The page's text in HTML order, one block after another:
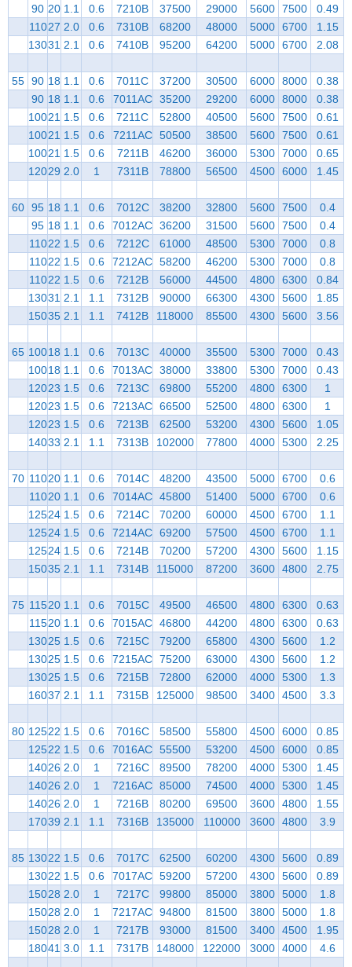
90 20 1.1 0.6 7210B 37500 29000 5600 7500
0.49
11027 2.0 0.6 7310B 68200 48000 5000 6700
1.15
13031 2.1 0.6 7410B 95200 64200 5000 6700 2.08
55 90 18 1.1 0.6 7011C 37200 30500 6000 8000
0.38
90 18 1.1 0.6 7011AC 35200 29200 6000 8000
0.38
10021 1.5 0.6 7211C 52800 40500 5600 7500
0.61
10021 1.5 0.6 7211AC 50500 38500 5600 7500
0.61
10021 1.5 0.6 7211B 46200 36000 5300 7000
0.65
12029 2.0 1 7311B 78800 56500 4500 6000 1.45
60 95 18 1.1 0.6 7012C 38200 32800 5600 7500
0.4
95 18 1.1 0.6 7012AC 36200 31500 5600 7500
0.4
11022 1.5 0.6 7212C 61000 48500 5300 7000
0.8
11022 1.5 0.6 7212AC 58200 46200 5300 7000
0.8
11022 1.5 0.6 7212B 56000 44500 4800 6300
0.84
13031 2.1 1.1 7312B 90000 66300 4300 5600
1.85
15035 2.1 1.1 7412B 118000 85500 4300 5600 3.56
65 10018 1.1 0.6 7013C 40000 35500 5300 7000
0.43
10018 1.1 0.6 7013AC 38000 33800 5300 7000
0.43
12023 1.5 0.6 7213C 69800 55200 4800 6300
1
12023 1.5 0.6 7213AC 66500 52500 4800 6300
1
12023 1.5 0.6 7213B 62500 53200 4300 5600
1.05
14033 2.1 1.1 7313B 102000 77800 4000 5300 2.25
70 11020 1.1 0.6 7014C 48200 43500 5000 6700
0.6
11020 1.1 0.6 7014AC 45800 51400 5000 6700
0.6
12524 1.5 0.6 7214C 70200 60000 4500 6700
1.1
12524 1.5 0.6 7214AC 69200 57500 4500 6700
1.1
12524 1.5 0.6 7214B 70200 57200 4300 5600
1.15
15035 2.1 1.1 7314B 115000 87200 3600 4800 2.75
75 11520 1.1 0.6 7015C 49500 46500 4800 6300
0.63
11520 1.1 0.6 7015AC 46800 44200 4800 6300
0.63
13025 1.5 0.6 7215C 79200 65800 4300 5600
1.2
13025 1.5 0.6 7215AC 75200 63000 4300 5600
1.2
13025 1.5 0.6 7215B 72800 62000 4000 5300
1.3
16037 2.1 1.1 7315B 125000 98500 3400 4500 3.3
80 12522 1.5 0.6 7016C 58500 55800 4500 6000
0.85
12522 1.5 0.6 7016AC 55500 53200 4500 6000
0.85
14026 2.0 1 7216C 89500 78200 4000 5300
1.45
14026 2.0 1 7216AC 85000 74500 4000 5300
1.45
14026 2.0 1 7216B 80200 69500 3600 4800
1.55
17039 2.1 1.1 7316B 135000 110000 3600 4800 3.9
85 13022 1.5 0.6 7017C 62500 60200 4300 5600
0.89
13022 1.5 0.6 7017AC 59200 57200 4300 5600
0.89
15028 2.0 1 7217C 99800 85000 3800 5000
1.8
15028 2.0 1 7217AC 94800 81500 3800 5000
1.8
15028 2.0 1 7217B 93000 81500 3400 4500
1.95
18041 3.0 1.1 7317B 148000 122000 3000 4000 4.6